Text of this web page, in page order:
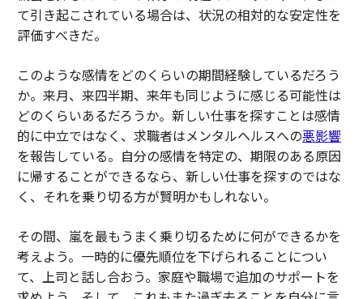
て引き起こされている場合は、状況の相対的な安定性を
評価すべきだ。
このような感情をどのくらいの期間経験しているだろう
か。来月、来四半期、来年も同じように感じる可能性は
どのくらいあるだろうか。新しい仕事を探すことは感情
的に中立ではなく、求職者はメンタルヘルスへの悪影響
を報告している。自分の感情を特定の、期限のある原因
に帰することができるなら、新しい仕事を探すのではな
く、それを乗り切る方が賢明かもしれない。
その間、嵐を最もうまく乗り切るために何ができるかを
考えよう。一時的に優先順位を下げられることについ
て、上司と話し合おう。家庭や職場で追加のサポートを